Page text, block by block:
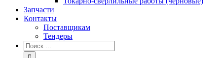
Запчасти
Контакты
Поставщикам
Тендеры
Результат
поиска: